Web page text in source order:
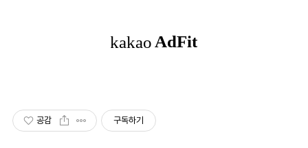
공감 구독하기